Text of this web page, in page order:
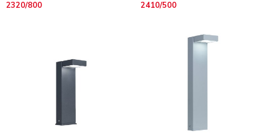
2320/800 2410/500